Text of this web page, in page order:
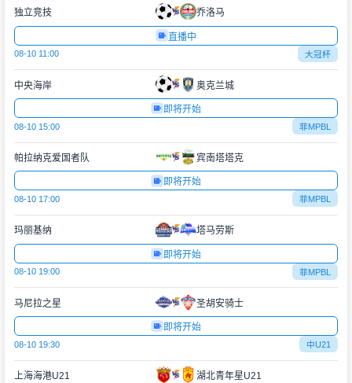
独立竞技 乔洛马
直播中
08-10 11:00 大冠杯
中央海岸 奥克兰城
即将开始
08-10 15:00 菲MPBL
帕拉纳克爱国者队 宾南塔塔克
即将开始
08-10 17:00 菲MPBL
玛丽基纳 塔马劳斯
即将开始
08-10 19:00 菲MPBL
马尼拉之星 圣胡安骑士
即将开始
08-10 19:30 中U21
上海海港U21 湖北青年星U21